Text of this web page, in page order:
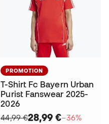
PROMOTION
T-Shirt Fc Bayern Urban
Purist Fanswear 2025-
2026
44,99 €28,99 €−36%